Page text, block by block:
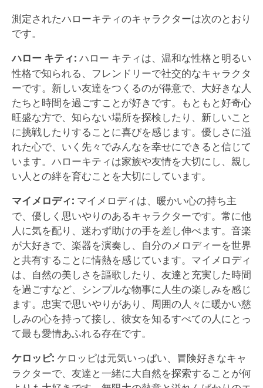
測定されたハローキティのキャラクターは次のとおり
です。
ハロー キティ: ハロー キティは、温和な性格と明るい
性格で知られる、フレンドリーで社交的なキャラクタ
ーです。新しい友達をつくるのが得意で、大好きな人
たちと時間を過ごすことが好きです。もともと好奇心
旺盛な方で、知らない場所を探検したり、新しいこと
に挑戦したりすることに喜びを感じます。優しさに溢
れた心で、いく先々でみんなを幸せにできると信じて
います。ハローキティは家族や友情を大切にし、親し
い人との絆を育むことを大切にしています。
マイメロディ: マイメロディは、暖かい心の持ち主
で、優しく思いやりのあるキャラクターです。常に他
人に気を配り、迷わず助けの手を差し伸べます。音楽
が大好きで、楽器を演奏し、自分のメロディーを世界
と共有することに情熱を感じています。マイメロディ
は、自然の美しさを謳歌したり、友達と充実した時間
を過ごすなど、シンプルな物事に人生の楽しみを感じ
ます。忠実で思いやりがあり、周囲の人々に暖かい慈
しみの心を持って接し、彼女を知るすべての人にとっ
て最も愛情あふれる存在です。
ケロッピ: ケロッピは元気いっぱい、冒険好きなキャ
ラクターで、友達と一緒に大自然を探索することが何